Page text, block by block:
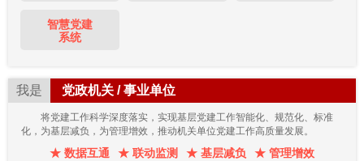
智慧党建
系统
我是 党政机关 / 事业单位
将党建工作科学深度落实，实现基层党建工作智能化、规范化、标准
化，为基层减负，为管理增效，推动机关单位党建工作高质量发展。
★ 数据互通 ★ 联动监测 ★ 基层减负 ★ 管理增效